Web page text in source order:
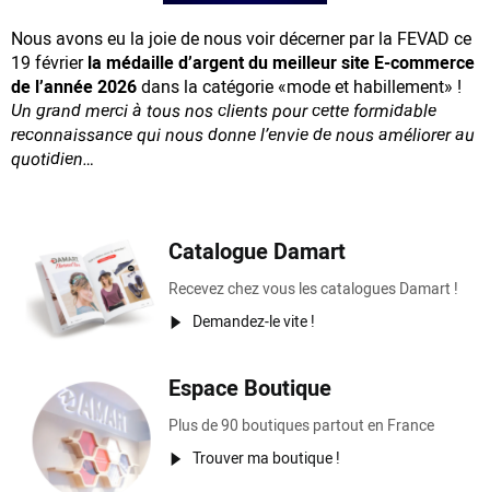
Nous avons eu la joie de nous voir décerner par la FEVAD ce
19 févrierla médaille d’argent du meilleur site E-commerce
de l’année 2026dans la catégorie «mode et habillement» !
Un grand merci à tous nos clients pour cette formidable
reconnaissancequi nous donne l’envie de nous améliorer au
quotidien…
Catalogue Damart
Recevez chez vous les catalogues Damart !
Demandez-le vite !
Espace Boutique
Plus de 90 boutiques partout en France
Trouver ma boutique !